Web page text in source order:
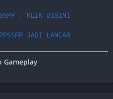
: KLIK DISINI
JADI LANCAR
Gameplay